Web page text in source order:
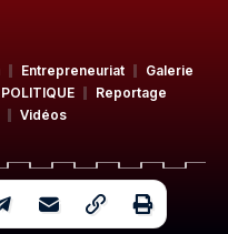
Entrepreneuriat
Galerie
POLITIQUE
Reportage
Vidéos
réservés.